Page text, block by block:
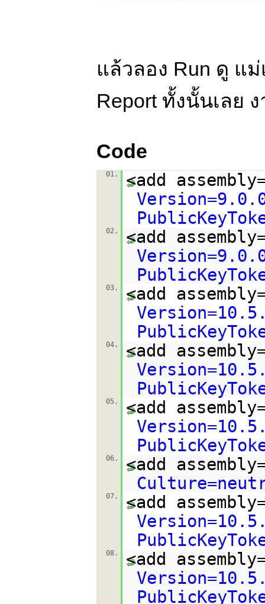
แล้วลอง Run ดู แ
Report ทั้งนั้นเลย
Code
01.
<add
02.
<add
03.
<add
04.
<add
05.
<add
06.
<add
07.
<add
08.
<add